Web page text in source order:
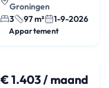
Groningen
3
97 m² 1-9-2026
Appartement
€ 1.403 / maand